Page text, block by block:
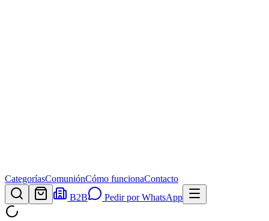
CategoríasComuniónCómo funcionaContacto
B2B
Pedir por WhatsApp